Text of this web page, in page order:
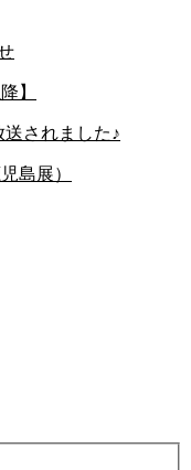
】
送されました♪
島展）